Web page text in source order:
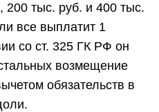
200 тыс. руб. и 400 тыс.
все выплатит 1
со ст. 325 ГК РФ он
возмещение
обязательств в